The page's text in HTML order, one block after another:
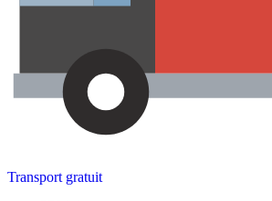
Transport gratuit